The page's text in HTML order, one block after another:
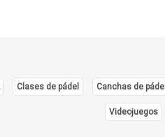
Clases de pádel Canchas de pádel
Videojuegos